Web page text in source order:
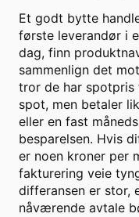
Et godt bytte
første leverandør i
dag, finn
sammenlign det
tror de har
spot, men betaler
eller en fast
besparelsen. Hvis
er noen kroner per
fakturering veie
differansen er stor,
nåværende avtale